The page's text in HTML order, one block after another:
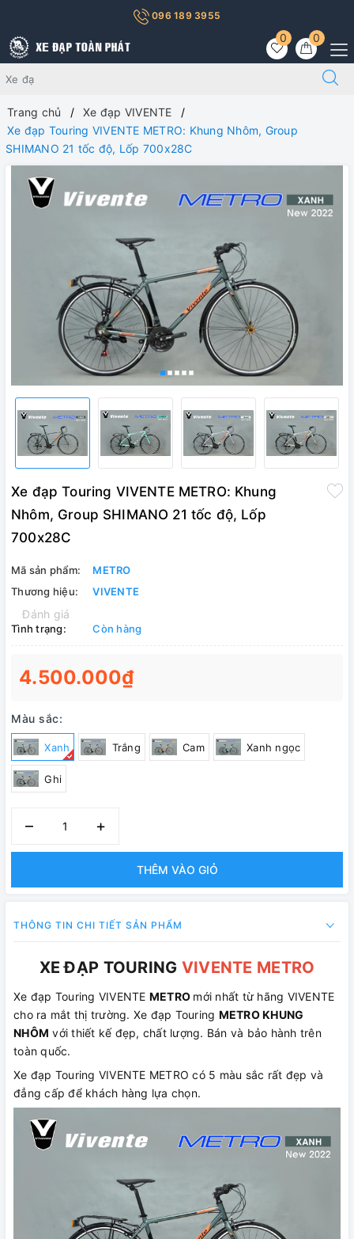
096 189 3955
0
0
Trang chủ
Xe đạp VIVENTE
Xe đạp Touring VIVENTE METRO: Khung Nhôm, Group
SHIMANO 21 tốc độ, Lốp 700x28C
Xe đạp Touring VIVENTE METRO: Khung
Nhôm, Group SHIMANO 21 tốc độ, Lốp
700x28C
Mã sản phẩm:
METRO
Thương hiệu:
VIVENTE
Đánh giá
Tình trạng: Còn hàng
4.500.000₫
Màu sắc:
Xanh Trắng Cam Xanh ngọc
Ghi
– +
THÊM VÀO GIỎ
THÔNG TIN CHI TIẾT SẢN PHẨM
XE ĐẠP TOURING VIVENTE METRO
Xe đạp Touring VIVENTE METRO mới nhất từ hãng VIVENTE
cho ra mắt thị trường. Xe đạp Touring METRO KHUNG
NHÔM với thiết kế đẹp, chất lượng. Bán và bảo hành trên
toàn quốc.
Xe đạp Touring VIVENTE METRO có 5 màu sắc rất đẹp và
đẳng cấp để khách hàng lựa chọn.